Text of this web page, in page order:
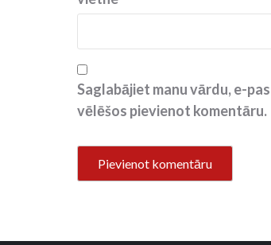
Saglabājiet manu vārdu, e-
vēlēšos pievienot komentāru.